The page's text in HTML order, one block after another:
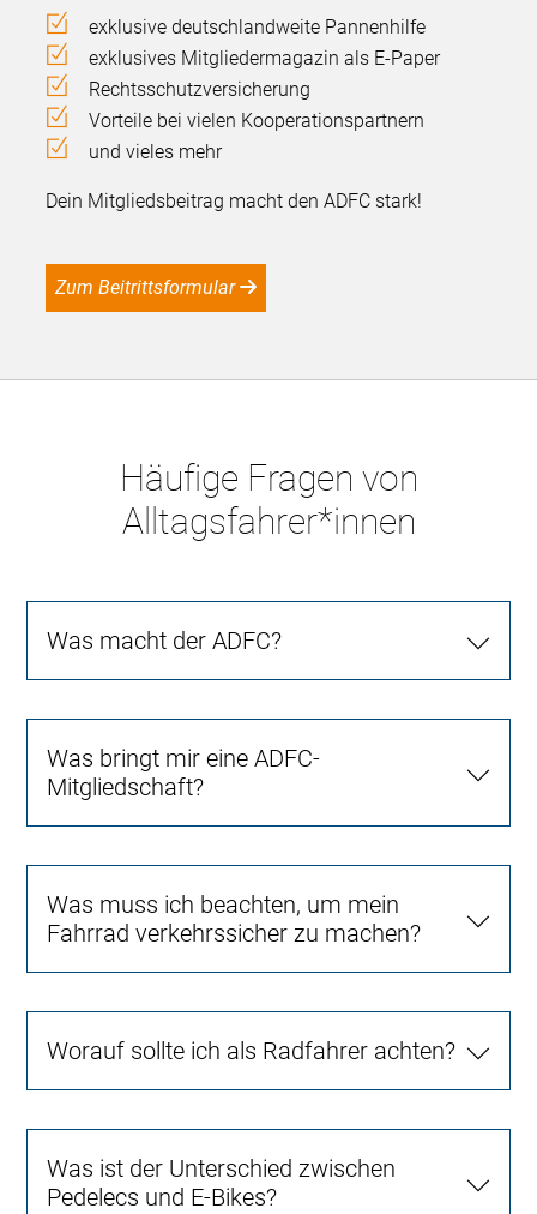
exklusive deutschlandweite Pannenhilfe
exklusives Mitgliedermagazin als E-Paper
Rechtsschutzversicherung
Vorteile bei vielen Kooperationspartnern
und vieles mehr
Dein Mitgliedsbeitrag macht den ADFC stark!
Zum Beitrittsformular
Häufige Fragen von
Alltagsfahrer*innen
Was macht der ADFC?
Was bringt mir eine ADFC-
Mitgliedschaft?
Was muss ich beachten, um mein
Fahrrad verkehrssicher zu machen?
Worauf sollte ich als Radfahrer achten?
Was ist der Unterschied zwischen
Pedelecs und E-Bikes?